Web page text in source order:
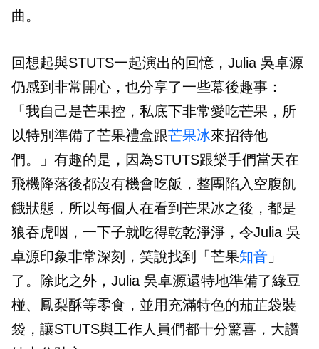
曲。
回想起與STUTS一起演出的回憶，Julia 吳卓源
仍感到非常開心，也分享了一些幕後趣事：
「我自己是芒果控，私底下非常愛吃芒果，所
以特別準備了芒果禮盒跟芒果冰來招待他
們。」有趣的是，因為STUTS跟樂手們當天在
飛機降落後都沒有機會吃飯，整團陷入空腹飢
餓狀態，所以每個人在看到芒果冰之後，都是
狼吞虎咽，一下子就吃得乾乾淨淨，令Julia 吳
卓源印象非常深刻，笑說找到「芒果知音 」
了。除此之外，Julia 吳卓源還特地準備了綠豆
椪、鳳梨酥等零食，並用充滿特色的茄芷袋裝
袋，讓STUTS與工作人員們都十分驚喜，大讚